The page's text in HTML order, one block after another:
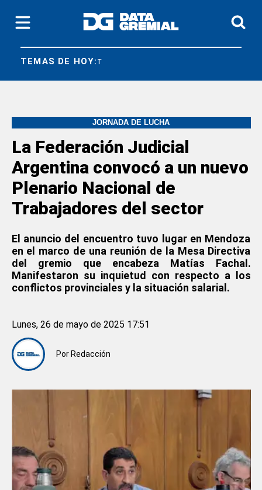
TEMAS DE HOY:
JORNADA DE LUCHA
La Federación Judicial
Argentina convocó a un nuevo
Plenario Nacional de
Trabajadores del sector
El anuncio del encuentro tuvo lugar en Mendoza
en el marco de una reunión de la Mesa Directiva
del gremio que encabeza Matías Fachal.
Manifestaron su inquietud con respecto a los
conflictos provinciales y la situación salarial.
Por Redacción
Lunes, 26 de mayo de 2025 17:51